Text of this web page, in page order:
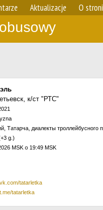
Aktualizacje O
к/ст "РТС"
Татарча, диалекты троллейбусного
g.)
MSK o 19:49 MSK
tatarletka
tatarletka